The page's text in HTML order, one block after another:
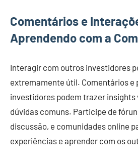
Comentários e
Aprendendo com a
Interagir com outros investidores
extremamente útil. Comentários e
investidores podem trazer
dúvidas comuns. Participe de
discussão, e comunidades online
experiências e aprender com os